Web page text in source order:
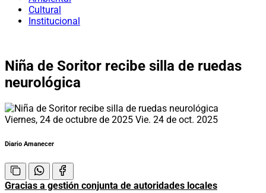
Cultural
Institucional
Niña de Soritor recibe silla de ruedas
neurológica
Viernes, 24 de octubre de 2025 Vie. 24 de oct. 2025
Diario Amanecer
Gracias a gestión conjunta de autoridades locales